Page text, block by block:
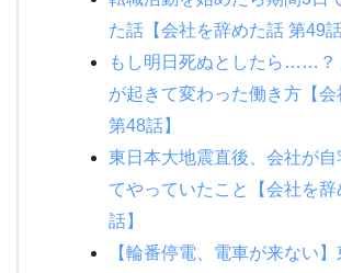
た話【会社を辞めた話 第49話
もし明日死ぬとしたら……？
が起きて変わった働き方【
第48話】
東日本大地震直後、会社が自
てやっていたこと【会社を辞
話】
【輪番停電、電車が来ない